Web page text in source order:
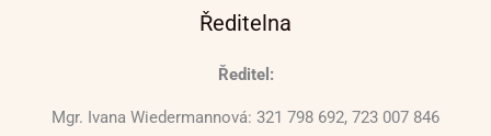
Ředitelna
Ředitel:
Mgr. Ivana Wiedermannová: 321 798 692, 723 007 846